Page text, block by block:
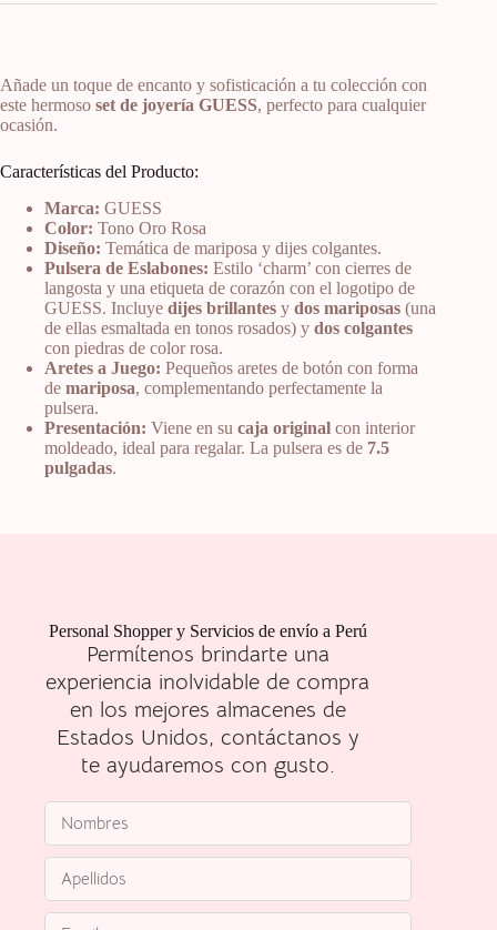
Añade un toque de encanto y sofisticación a tu colección con
este hermoso set de joyería GUESS, perfecto para cualquier
ocasión.
Características del Producto:
Marca: GUESS
Color: Tono Oro Rosa
Diseño: Temática de mariposa y dijes colgantes.
Pulsera de Eslabones: Estilo ‘charm’ con cierres de
langosta y una etiqueta de corazón con el logotipo de
GUESS. Incluye dijes brillantes y dos mariposas (una
de ellas esmaltada en tonos rosados) y dos colgantes
con piedras de color rosa.
Aretes a Juego: Pequeños aretes de botón con forma
de mariposa, complementando perfectamente la
pulsera.
Presentación: Viene en su caja original con interior
moldeado, ideal para regalar. La pulsera es de 7.5
pulgadas.
Personal Shopper y Servicios de envío a Perú
Permítenos brindarte una
experiencia inolvidable de compra
en los mejores almacenes de
Estados Unidos, contáctanos y
te ayudaremos con gusto.